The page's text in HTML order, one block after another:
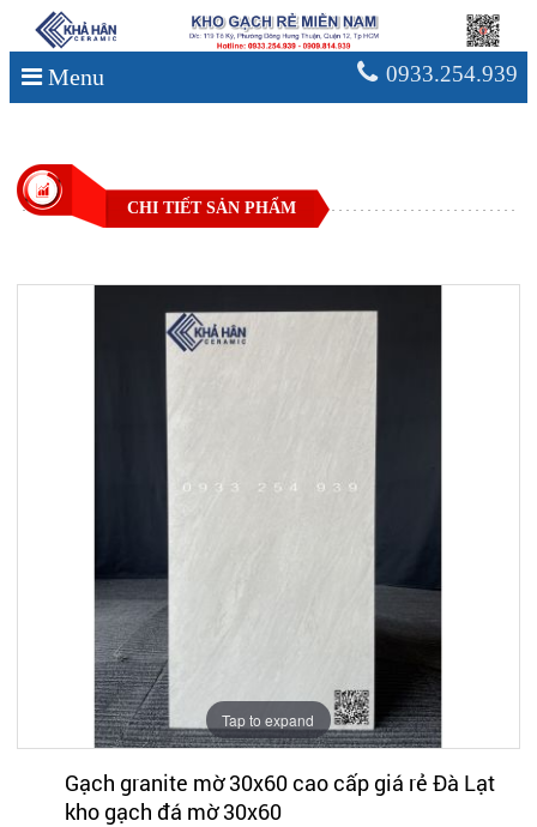
Menu 0933.254.939
CHI TIẾT SẢN PHẨM
Tap to expand
Gạch granite mờ 30x60 cao cấp giá rẻ Đà Lạt
kho gạch đá mờ 30x60